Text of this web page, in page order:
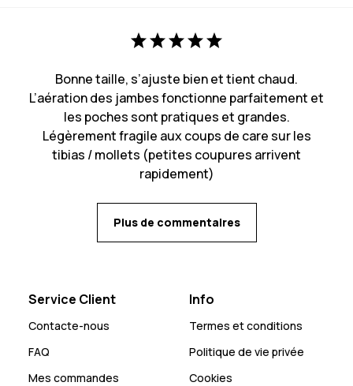
Bonne taille, s’ajuste bien et tient chaud.
L’aération des jambes fonctionne parfaitement et
les poches sont pratiques et grandes.
Légèrement fragile aux coups de care sur les
tibias / mollets (petites coupures arrivent
rapidement)
Plus de commentaires
Service Client
Contacte-nous
FAQ
Mes commandes
Info
Termes et conditions
Politique de vie privée
Cookies